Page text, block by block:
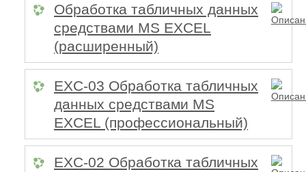
Обработка табличных данных
средствами MS EXCEL
(расширенный)
EXC-03 Обработка табличных
данных средствами MS
EXCEL (профессиональный)
EXC-02 Обработка табличных